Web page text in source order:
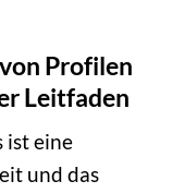
Profilen
Leitfaden
ist eine
und das